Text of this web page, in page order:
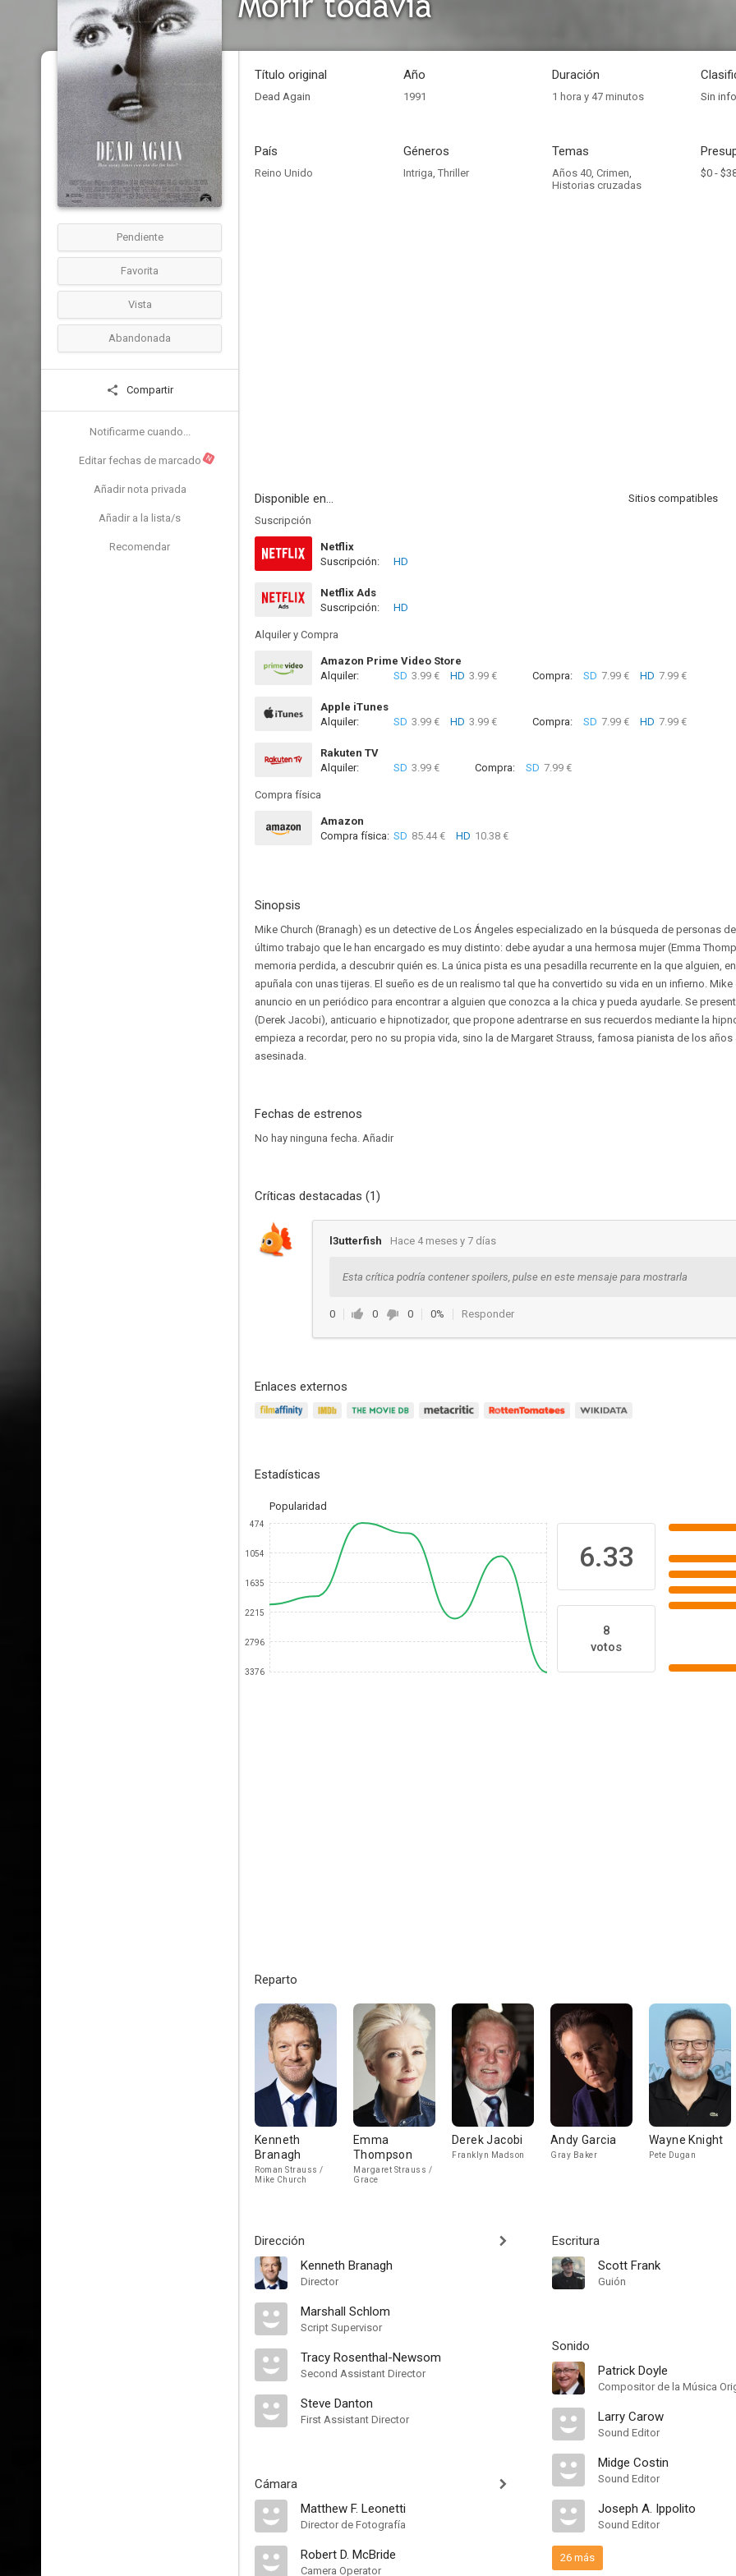
Pendiente
Favorita
Vista
Abandonada
Compartir
Notificarme cuando...
Editar fechas de marcado N
Añadir nota privada
Añadir a la lista/s
Recomendar
Título original
Dead Again
Año
1991
Duración
1 hora y 47 minutos Sin
País
Reino Unido
Géneros
Intriga, Thriller
Temas
Años 40, Crimen,
Historias cruzadas
$0 -
Disponible en...
Sitios compatibles
Suscripción
Netflix
Suscripción:
HD
Netflix Ads
Suscripción:
HD
Alquiler y Compra
Amazon Prime Video Store
Alquiler:
SD 3.99 € HD 3.99 € Compra: SD 7.99 € HD 7.99 €
Apple iTunes
Alquiler:
SD 3.99 € HD 3.99 € Compra: SD 7.99 € HD 7.99 €
Rakuten TV
Alquiler:
SD 3.99 € Compra: SD 7.99 €
Compra física
Amazon
Compra física: SD 85.44 € HD 10.38 €
Sinopsis
Mike Church (Branagh) es un detective de Los Ángeles especializado en la búsqueda de personas
último trabajo que le han encargado es muy distinto: debe ayudar a una hermosa mujer (Emma
memoria perdida, a descubrir quién es. La única pista es una pesadilla recurrente en la que alguien,
apuñala con unas tijeras. El sueño es de un realismo tal que ha convertido su vida en un infierno.
anuncio en un periódico para encontrar a alguien que conozca a la chica y pueda ayudarle. Se
(Derek Jacobi), anticuario e hipnotizador, que propone adentrarse en sus recuerdos mediante la
empieza a recordar, pero no su propia vida, sino la de Margaret Strauss, famosa pianista de los años
asesinada.
Fechas de estrenos
No hay ninguna fecha. Añadir
Críticas destacadas (1)
l3utterfish Hace 4 meses y 7 días
Esta crítica podría contener spoilers, pulse en este mensaje para mostrarla
0 0 0 0% Responder
Enlaces externos
Estadísticas
Popularidad
474
1054
1635
2215
2796
3376
6.33
8
votos
Reparto
Kenneth
Branagh
Roman Strauss /
Mike Church
Emma
Thompson
Margaret Strauss /
Grace
Derek Jacobi
Franklyn Madson
Andy Garcia
Gray Baker
Wayne Knight
Pete Dugan
Dirección
Kenneth Branagh
Director
Marshall Schlom
Script Supervisor
Tracy Rosenthal-Newsom
Second Assistant Director
Steve Danton
First Assistant Director
Cámara
Matthew F. Leonetti
Director de Fotografía
Robert D. McBride
Camera Operator
Escritura
Scott Frank
Guión
Sonido
Patrick Doyle
Compositor de la Música
Larry Carow
Sound Editor
Midge Costin
Sound Editor
Joseph A. Ippolito
Sound Editor
26 más